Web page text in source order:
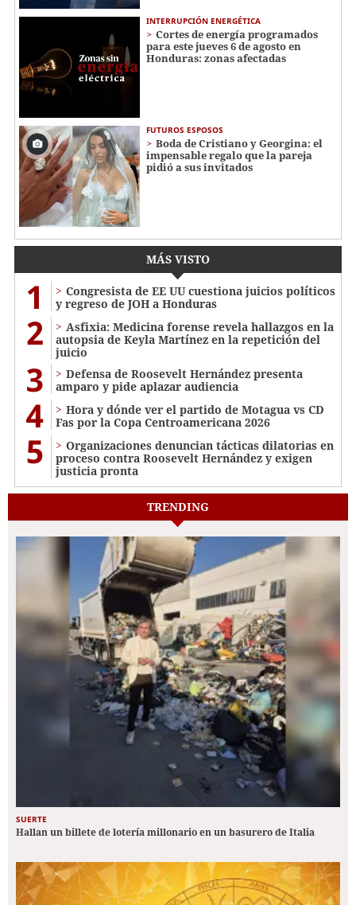
INTERRUPCIÓN ENERGÉTICA
Cortes de energía programados
para este jueves 6 de agosto en
Honduras: zonas afectadas
FUTUROS ESPOSOS
Boda de Cristiano y Georgina: el
impensable regalo que la pareja
pidió a sus invitados
MÁS VISTO
1
Congresista de EE UU cuestiona juicios políticos
y regreso de JOH a Honduras
2
Asfixia: Medicina forense revela hallazgos en la
autopsia de Keyla Martínez en la repetición del
juicio
3
Defensa de Roosevelt Hernández presenta
amparo y pide aplazar audiencia
4
Hora y dónde ver el partido de Motagua vs CD
Fas por la Copa Centroamericana 2026
5
Organizaciones denuncian tácticas dilatorias en
proceso contra Roosevelt Hernández y exigen
justicia pronta
TRENDING
SUERTE
Hallan un billete de lotería millonario en un basurero de Italia